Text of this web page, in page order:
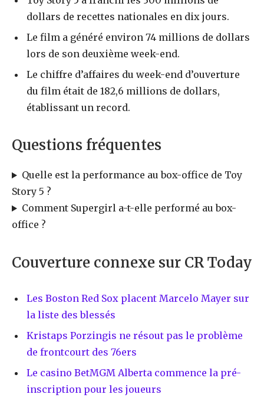
dollars de recettes nationales en dix jours.
Le film a généré environ 74 millions de dollars
lors de son deuxième week-end.
Le chiffre d’affaires du week-end d’ouverture
du film était de 182,6 millions de dollars,
établissant un record.
Questions fréquentes
Quelle est la performance au box-office de Toy
Story 5 ?
Comment Supergirl a-t-elle performé au box-
office ?
Couverture connexe sur CR Today
Les Boston Red Sox placent Marcelo Mayer sur
la liste des blessés
Kristaps Porzingis ne résout pas le problème
de frontcourt des 76ers
Le casino BetMGM Alberta commence la pré-
inscription pour les joueurs